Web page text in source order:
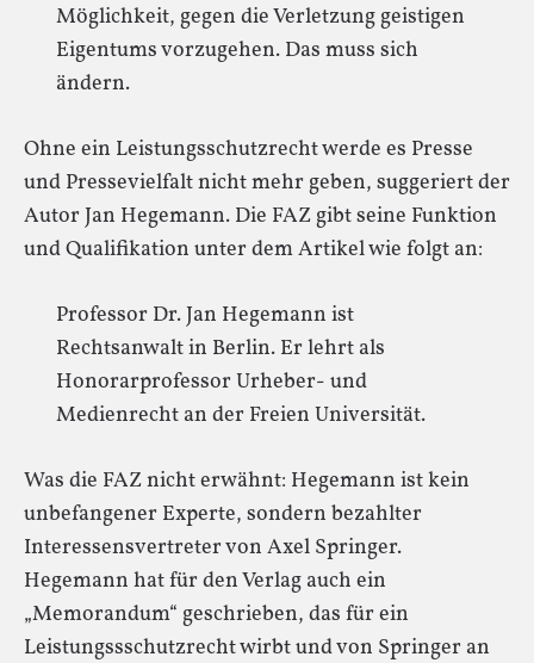
Möglichkeit, gegen die Verletzung geistigen
Eigentums vorzugehen. Das muss sich
ändern.
Ohne ein Leistungsschutzrecht werde es Presse
und Pressevielfalt nicht mehr geben, suggeriert der
Autor Jan Hegemann. Die FAZ gibt seine Funktion
und Qualifikation unter dem Artikel wie folgt an:
Professor Dr. Jan Hegemann ist
Rechtsanwalt in Berlin. Er lehrt als
Honorarprofessor Urheber- und
Medienrecht an der Freien Universität.
Was die FAZ nicht erwähnt: Hegemann ist kein
unbefangener Experte, sondern bezahlter
Interessensvertreter von Axel Springer.
Hegemann hat für den Verlag auch ein
„Memorandum“ geschrieben, das für ein
Leistungssschutzrecht wirbt und von Springer an